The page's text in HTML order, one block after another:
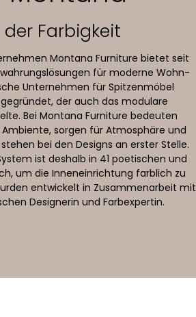
Farbigkeit
Montana Furniture bietet seit
für moderne Wohn-
Unternehmen für Spitzenmöbel
der auch das modulare
Bei Montana Furniture bedeuten
sorgen für Atmosphäre und
bei den Designs an erster Stelle.
ist deshalb in 41 poetischen und
um die Inneneinrichtung farblich zu
entwickelt in Zusammenarbeit mit
Designerin und Farbexpertin.